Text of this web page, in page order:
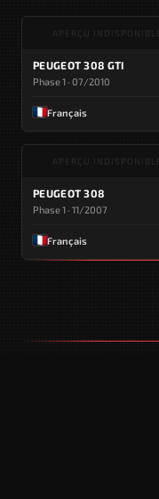
APERÇU INDISPONIBLE
PEUGEOT 308 GTI
Phase 1 · 07/2010
Français
APERÇU INDISPONIBLE
PEUGEOT 308
Phase 1 · 11/2007
Français